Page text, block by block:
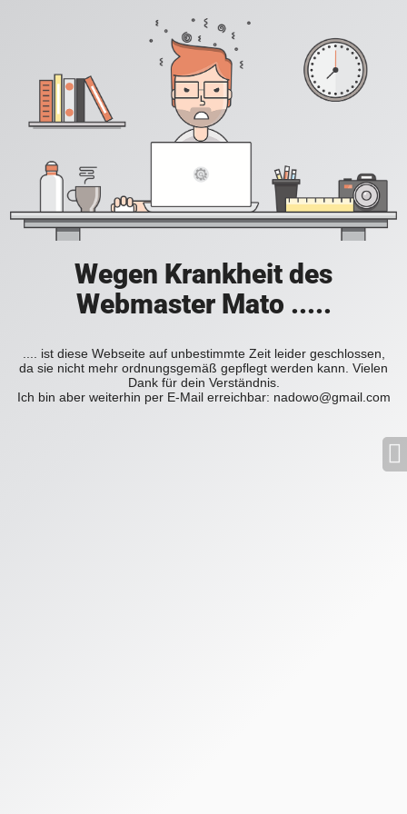
Wegen Krankheit des
Webmaster Mato .....
.... ist diese Webseite auf unbestimmte Zeit leider geschlossen,
da sie nicht mehr ordnungsgemäß gepflegt werden kann. Vielen
Dank für dein Verständnis.
Ich bin aber weiterhin per E-Mail erreichbar: nadowo@gmail.com